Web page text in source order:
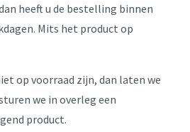
heeft u de bestelling binnen
Mits het product op
op voorraad zijn, dan laten we
we in overleg een
product.